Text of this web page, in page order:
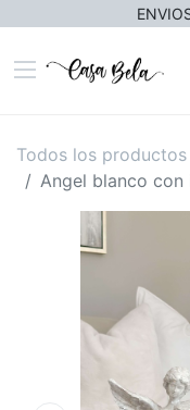
Todos los productos
Angel blanco